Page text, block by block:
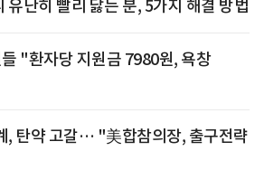
유난히 빨리 닳는 분, 5가지 해결 방법
"환자당 지원금 7980원, 욕창
, 탄약 고갈… "美합참의장, 출구전략